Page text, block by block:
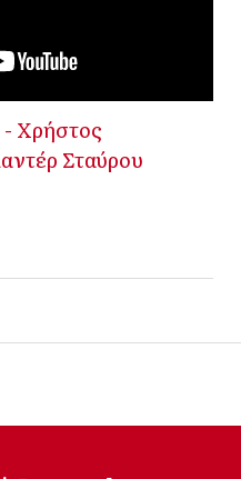
Χρήστος
Σταύρου